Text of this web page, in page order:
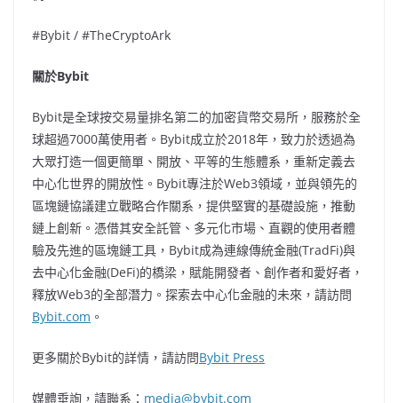
#Bybit / #TheCryptoArk
關於Bybit
Bybit是全球按交易量排名第二的加密貨幣交易所，服務於全
球超過7000萬使用者。Bybit成立於2018年，致力於透過為
大眾打造一個更簡單、開放、平等的生態體系，重新定義去
中心化世界的開放性。Bybit專注於Web3領域，並與領先的
區塊鏈協議建立戰略合作關系，提供堅實的基礎設施，推動
鏈上創新。憑借其安全託管、多元化市場、直觀的使用者體
驗及先進的區塊鏈工具，Bybit成為連線傳統金融(TradFi)與
去中心化金融(DeFi)的橋梁，賦能開發者、創作者和愛好者，
釋放Web3的全部潛力。探索去中心化金融的未來，請訪問
Bybit.com 。
更多關於Bybit的詳情，請訪問Bybit Press
媒體垂詢，請聯系： media@bybit.com